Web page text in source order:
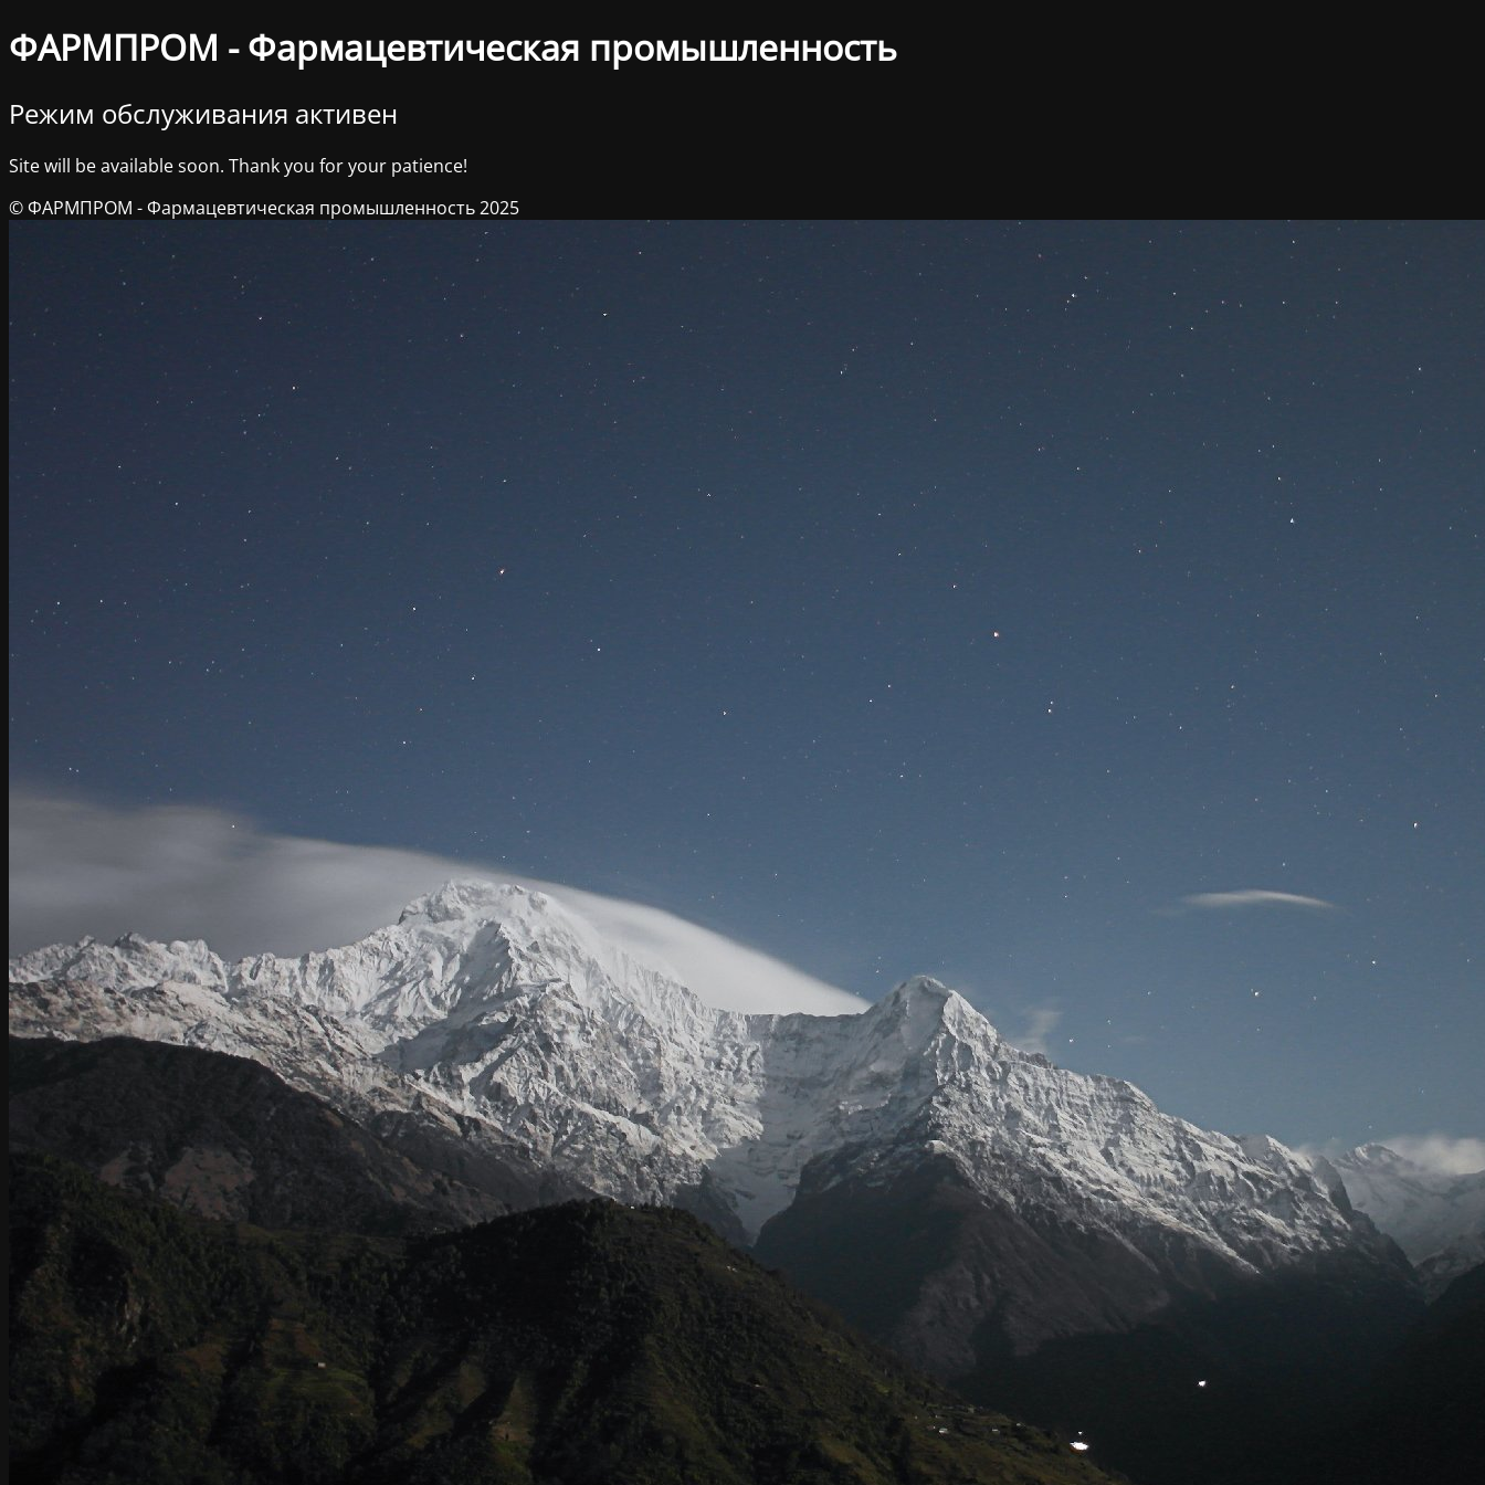
ФАРМПРОМ - Фармацевтическая промышленность
Режим обслуживания активен
Site will be available soon. Thank you for your patience!
© ФАРМПРОМ - Фармацевтическая промышленность 2025